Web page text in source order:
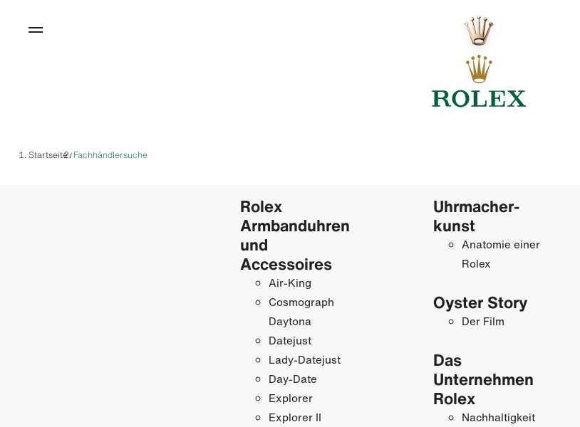
Startseite/ Fachhändlersuche
Rolex
Armbanduhren
und
Accessoires
Air-King
Cosmograph
Daytona
Datejust
Lady-Datejust
Day-Date
Explorer
Explorer II
Uhrmacher­
kunst
Anatomie einer
Rolex
Oyster Story
Der Film
Das
Unternehmen
Rolex
Nachhaltigkeit